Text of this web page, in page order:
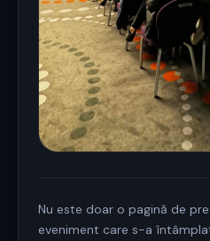
Nu este doar o pagină de
eveniment care s-a